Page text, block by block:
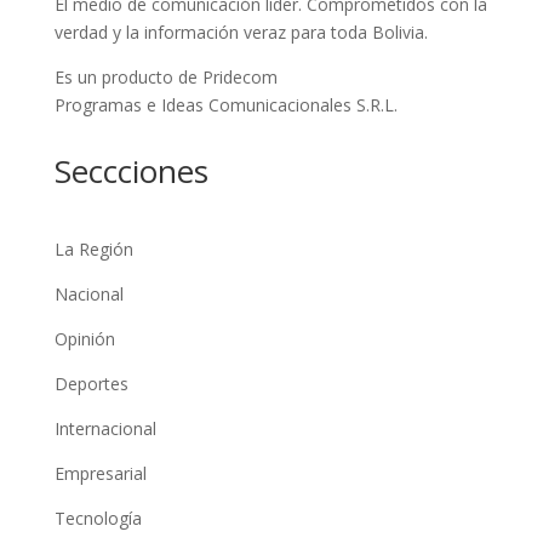
El medio de comunicación líder. Comprometidos con la
verdad y la información veraz para toda Bolivia.
Es un producto de Pridecom
Programas e Ideas Comunicacionales S.R.L.
Seccciones
La Región
Nacional
Opinión
Deportes
Internacional
Empresarial
Tecnología